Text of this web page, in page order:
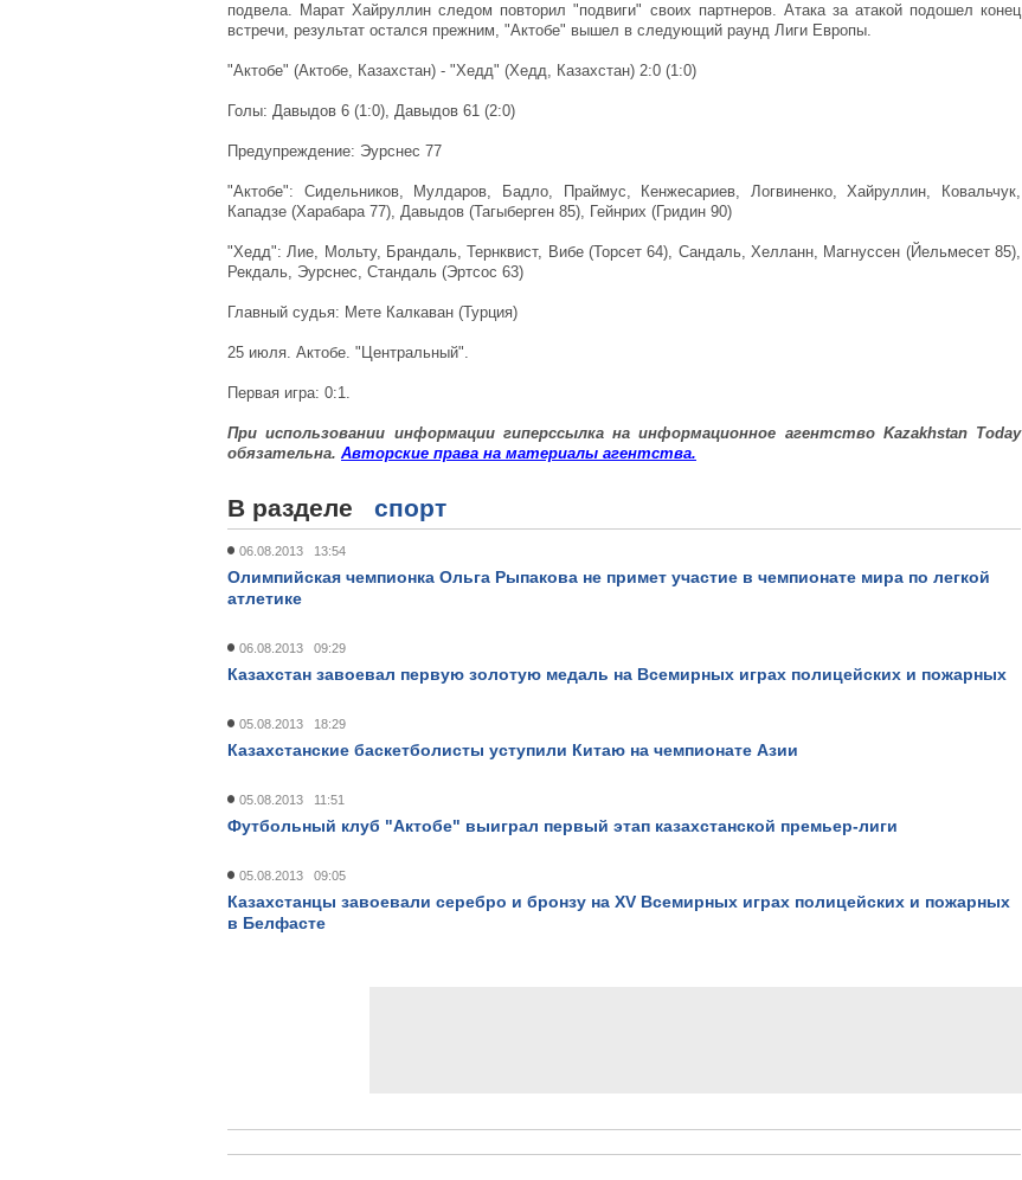
подвела. Марат Хайруллин следом повторил "подвиги" своих партнеров. Атака за атакой подошел конец
встречи, результат остался прежним, "Актобе" вышел в следующий раунд Лиги Европы.
"Актобе" (Актобе, Казахстан) - "Хедд" (Хедд, Казахстан) 2:0 (1:0)
Голы: Давыдов 6 (1:0), Давыдов 61 (2:0)
Предупреждение: Эурснес 77
"Актобе": Сидельников, Мулдаров, Бадло, Праймус, Кенжесариев, Логвиненко, Хайруллин, Ковальчук,
Кападзе (Харабара 77), Давыдов (Тагыберген 85), Гейнрих (Гридин 90)
"Хедд": Лие, Мольту, Брандаль, Тернквист, Вибе (Торсет 64), Сандаль, Хелланн, Магнуссен (Йельмесет 85),
Рекдаль, Эурснес, Стандаль (Эртсос 63)
Главный судья: Мете Калкаван (Турция)
25 июля. Актобе. "Центральный".
Первая игра: 0:1.
При использовании информации гиперссылка на информационное агентство Kazakhstan Today
обязательна. Авторские права на материалы агентства.
В разделе спорт
06.08.2013 13:54
Олимпийская чемпионка Ольга Рыпакова не примет участие в чемпионате мира по легкой
атлетике
06.08.2013 09:29
Казахстан завоевал первую золотую медаль на Всемирных играх полицейских и пожарных
05.08.2013 18:29
Казахстанские баскетболисты уступили Китаю на чемпионате Азии
05.08.2013 11:51
Футбольный клуб "Актобе" выиграл первый этап казахстанской премьер-лиги
05.08.2013 09:05
Казахстанцы завоевали серебро и бронзу на XV Всемирных играх полицейских и пожарных
в Белфасте